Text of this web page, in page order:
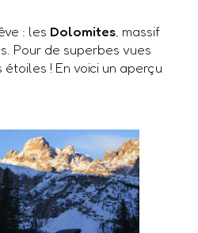
: les Dolomites , massif
Pour de superbes vues
! En voici un aperçu